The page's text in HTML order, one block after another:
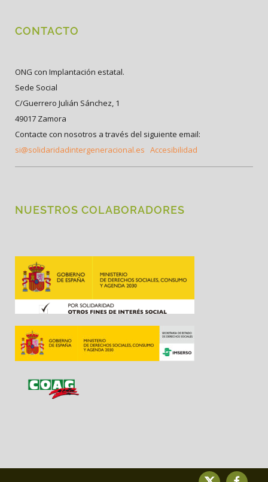
CONTACTO
ONG con Implantación estatal.
Sede Social
C/Guerrero Julián Sánchez, 1
49017 Zamora
Contacte con nosotros a través del siguiente email:
si@solidaridadintergeneracional.es Accesibilidad
NUESTROS COLABORADORES